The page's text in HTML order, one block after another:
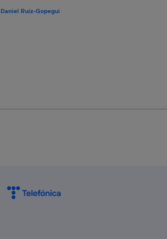
Daniel Ruiz-Gopegui